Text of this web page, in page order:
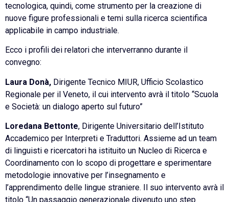
tecnologica, quindi, come strumento per la creazione di
nuove figure professionali e temi sulla ricerca scientifica
applicabile in campo industriale.
Ecco i profili dei relatori che interverranno durante il
convegno:
Laura Donà, Dirigente Tecnico MIUR, Ufficio Scolastico
Regionale per il Veneto, il cui intervento avrà il titolo “Scuola
e Società: un dialogo aperto sul futuro”
Loredana Bettonte, Dirigente Universitario dell’Istituto
Accademico per Interpreti e Traduttori. Assieme ad un team
di linguisti e ricercatori ha istituito un Nucleo di Ricerca e
Coordinamento con lo scopo di progettare e sperimentare
metodologie innovative per l’insegnamento e
l’apprendimento delle lingue straniere. Il suo intervento avrà il
titolo “Un passaggio generazionale divenuto uno step